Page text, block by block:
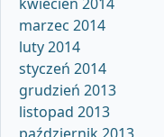
marzec 2014
luty 2014
styczeń 2014
grudzień 2013
listopad 2013